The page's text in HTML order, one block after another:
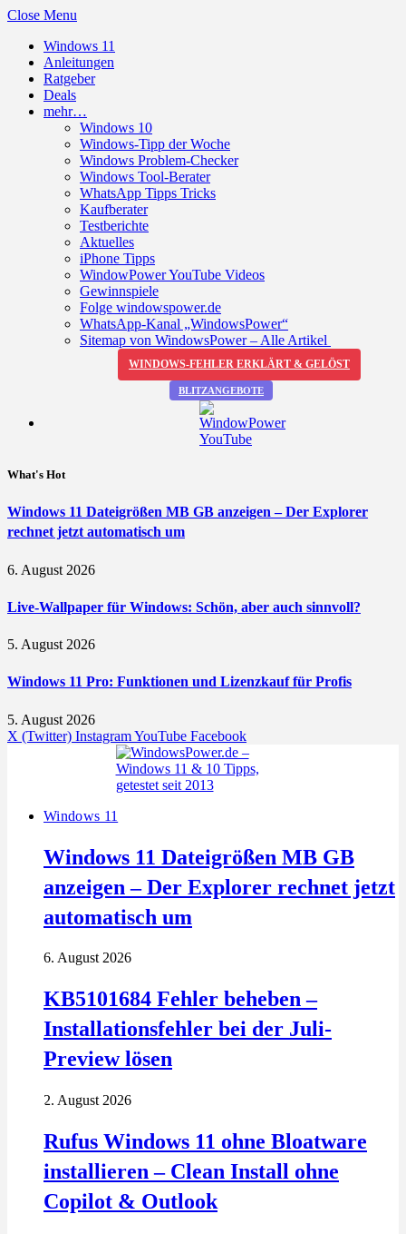
Close Menu
Windows 11
Anleitungen
Ratgeber
Deals
mehr…
Windows 10
Windows-Tipp der Woche
Windows Problem-Checker
Windows Tool-Berater
WhatsApp Tipps Tricks
Kaufberater
Testberichte
Aktuelles
iPhone Tipps
WindowPower YouTube Videos
Gewinnspiele
Folge windowspower.de
WhatsApp-Kanal „WindowsPower“
Sitemap von WindowsPower – Alle Artikel
WINDOWS-FEHLER ERKLÄRT & GELÖST
BLITZANGEBOTE
What's Hot
Windows 11 Dateigrößen MB GB anzeigen – Der Explorer
rechnet jetzt automatisch um
6. August 2026
Live-Wallpaper für Windows: Schön, aber auch sinnvoll?
5. August 2026
Windows 11 Pro: Funktionen und Lizenzkauf für Profis
5. August 2026
X (Twitter) InstagramYouTube Facebook
Windows 11
Windows 11 Dateigrößen MB GB
anzeigen – Der Explorer rechnet jetzt
automatisch um
6. August 2026
KB5101684 Fehler beheben –
Installationsfehler bei der Juli-
Preview lösen
2. August 2026
Rufus Windows 11 ohne Bloatware
installieren – Clean Install ohne
Copilot & Outlook